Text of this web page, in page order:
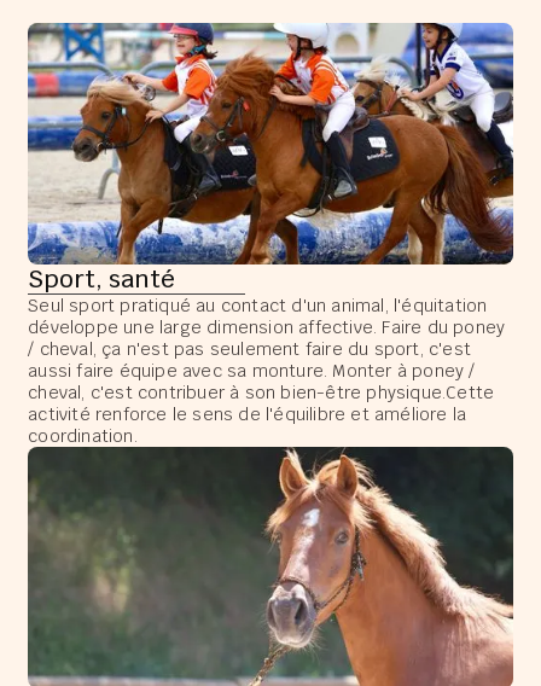
Sport, santé
Seul sport pratiqué au contact d'un animal, l'équitation
développe une large dimension affective. Faire du poney
/ cheval, ça n'est pas seulement faire du sport, c'est
aussi faire équipe avec sa monture. Monter à poney /
cheval, c'est contribuer à son bien-être physique.Cette
activité renforce le sens de l'équilibre et améliore la
coordination.